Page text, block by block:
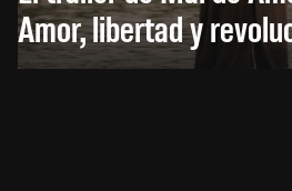
Amor, libertad y